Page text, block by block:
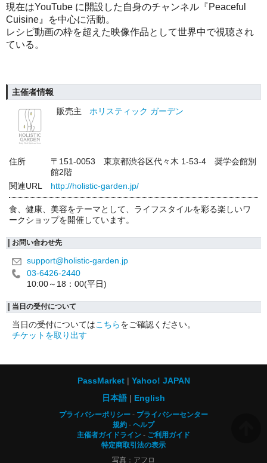
現在はYouTube に開設した自身のチャンネル『Peaceful
Cuisine』を中心に活動。
レシピ動画の枠を超えた映像作品として世界中で視聴され
ている。
主催者情報
販売主
ホリスティック ガーデン
住所
〒151-0053 東京都渋谷区代々木 1-53-4 奨学会館別
館2階
関連URL
http://holistic-garden.jp/
食、健康、美容をテーマとして、ライフスタイルを彩る楽しいワ
ークショップを開催しています。
お問い合わせ先
support@holistic-garden.jp
03-6426-2440
10:00～18：00(平日)
当日の受付について
当日の受付についてはこちらをご確認ください。
チケットを取り出す
PassMarket
Yahoo! JAPAN
日本語
English
プライバシーポリシー
プライバシーセンター
規約
ヘルプ
主催者ガイドライン
ご利用ガイド
特定商取引法の表示
写真：アフロ